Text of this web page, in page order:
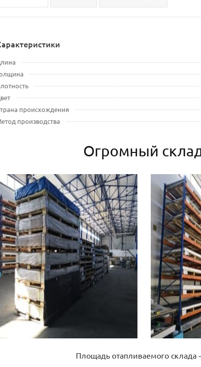
происхождения
производства
Огромный
Площадь отапливаемого склада